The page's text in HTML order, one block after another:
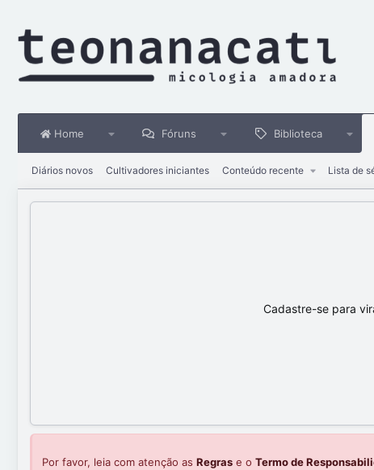
Home Fóruns Biblioteca
Diários novos Cultivadores iniciantes Conteúdo recente Lista de
Cadastre-se para
Por favor, leia com atenção as Regras e o Termo de